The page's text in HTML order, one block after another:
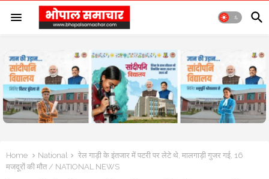
Home National
रेल गाड़ी के इंतजार में पटरी पर लेटे थे, मालगाड़ी गुजर गई, 16
मजदूरों की मौत / NATIONAL NEWS